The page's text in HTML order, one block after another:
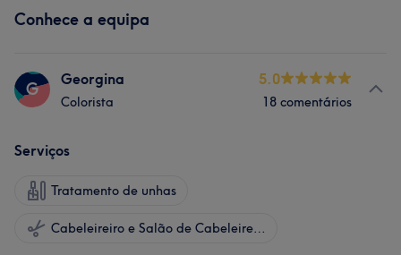
Conhece a equipa
G Georgina
Colorista
5.0
18 comentários
Serviços
Tratamento de unhas
Cabeleireiro e Salão de Cabeleireiro